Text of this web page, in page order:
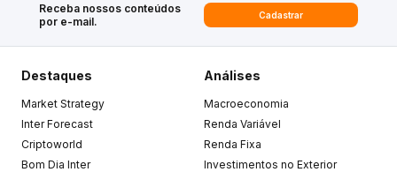
Receba nossos conteúdos
por e-mail.
Cadastrar
Destaques
Market Strategy
Inter Forecast
Criptoworld
Bom Dia Inter
Análises
Macroeconomia
Renda Variável
Renda Fixa
Investimentos no Exterior